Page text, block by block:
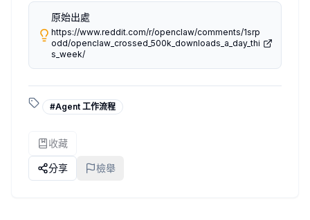
這個點大部分人沒想到，但做過工程的人應該秒懂：你裝的
Skill 可以執行 shell 指令、讀寫本機檔案、呼叫外部 API。
跟 npm 包的情況一模一樣。差別是 npm 有 audit 工具，skill
Gateway 綁 0.0.0.0 是最低級也最常見的坑
實際跑一下：
我知道這聽起來基本，但每次有人說「我這只是測試環境」然
這 5 個坑的共同點是：它們都不會在你按下 deploy 的當下爆
上線前的 checklist 不是為了完美，是為了讓你的帳單和安全
原始出處
https://www.reddit.com/r/openclaw/comments/1srp
odd/openclaw_crossed_500k_downloads_a_day_thi
s_week/
#Agent 工作流程
收藏
分享 檢舉